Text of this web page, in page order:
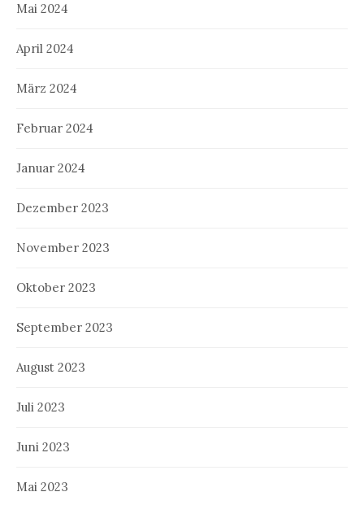
Mai 2024
April 2024
März 2024
Februar 2024
Januar 2024
Dezember 2023
November 2023
Oktober 2023
September 2023
August 2023
Juli 2023
Juni 2023
Mai 2023